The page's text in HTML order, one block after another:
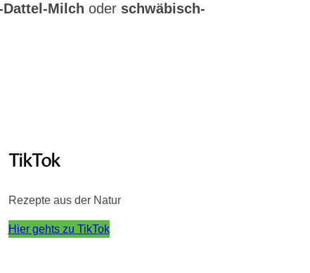
Dattel-Milch oder schwäbisch-
TikTok
Rezepte aus der Natur
Hier gehts zu TikTok